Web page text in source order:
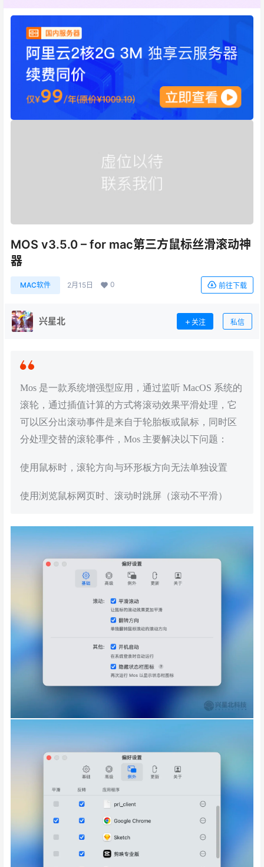
MOS v3.5.0 – for mac第三方鼠标丝滑滚动神
器
MAC软件 2月15日 0 前往下载
兴星北 关注 私信
Mos 是一款系统增强型应用，通过监听 MacOS 系统的
滚轮，通过插值计算的方式将滚动效果平滑处理，它
可以区分出滚动事件是来自于轮胎板或鼠标，同时区
分处理交替的滚轮事件，Mos 主要解决以下问题：
使用鼠标时，滚轮方向与环形板方向无法单独设置
使用浏览鼠标网页时、滚动时跳屏（滚动不平滑）